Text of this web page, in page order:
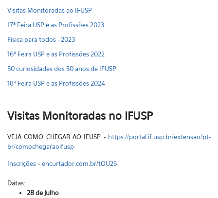
Visitas Monitoradas ao IFUSP
17ª Feira USP e as Profissões 2023
Física para todos - 2023
16ª Feira USP e as Profissões 2022
50 curiosidades dos 50 anos de IFUSP
18ª Feira USP e as Profissões 2024
Visitas Monitoradas no IFUSP
VEJA COMO CHEGAR AO IFUSP - https://portal.if.usp.br/extensao/pt-
br/comochegaraoifusp
Inscrições - encurtador.com.br/tOU25
Datas:
28 de julho